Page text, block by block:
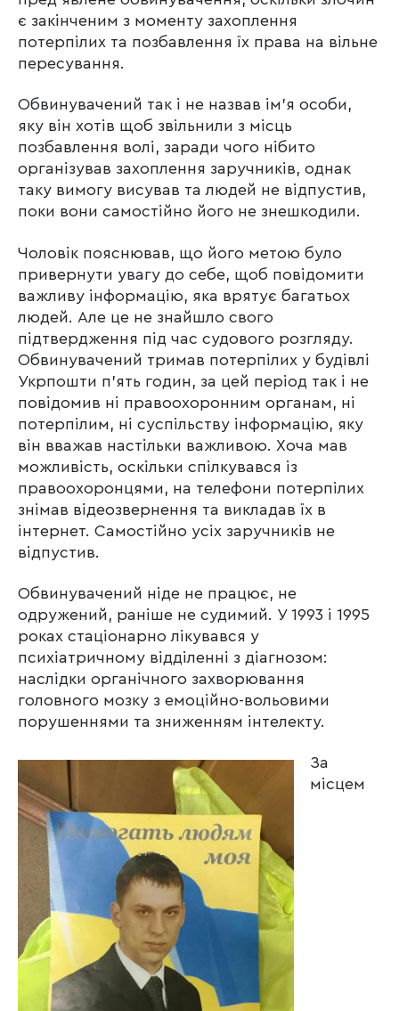
є закінченим з моменту захоплення
потерпілих та позбавлення їх права на вільне
пересування.
Обвинувачений так і не назвав ім’я особи,
яку він хотів щоб звільнили з місць
позбавлення волі, заради чого нібито
організував захоплення заручників, однак
таку вимогу висував та людей не відпустив,
поки вони самостійно його не знешкодили.
Чоловік пояснював, що його метою було
привернути увагу до себе, щоб повідомити
важливу інформацію, яка врятує багатьох
людей. Але це не знайшло свого
підтвердження під час судового розгляду.
Обвинувачений тримав потерпілих у будівлі
Укрпошти п’ять годин, за цей період так і не
повідомив ні правоохоронним органам, ні
потерпілим, ні суспільству інформацію, яку
він вважав настільки важливою. Хоча мав
можливість, оскільки спілкувався із
правоохоронцями, на телефони потерпілих
знімав відеозвернення та викладав їх в
інтернет. Самостійно усіх заручників не
відпустив.
Обвинувачений ніде не працює, не
одружений, раніше не судимий. У 1993 і 1995
роках стаціонарно лікувався у
психіатричному відділенні з діагнозом:
наслідки органічного захворювання
головного мозку з емоційно-вольовими
порушеннями та зниженням інтелекту.
За
місцем